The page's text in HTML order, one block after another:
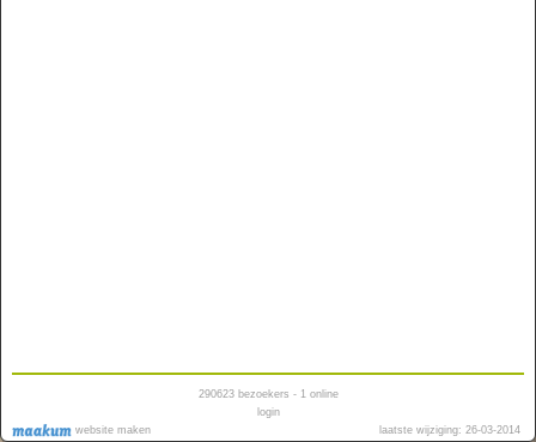
website maken
290623bezoekers - 1 online
login
laatste wijziging: 26-03-2014